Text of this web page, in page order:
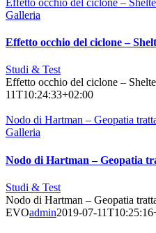
Effetto occhio del ciclone –
Galleria
Effetto occhio del ciclone –
Studi & Test
Effetto occhio del ciclone –
11T10:24:33+02:00
Nodo di Hartman – Geopatia
Galleria
Nodo di Hartman – Geopatia
Studi & Test
Nodo di Hartman – Geopatia
EVOadmin2019-07-